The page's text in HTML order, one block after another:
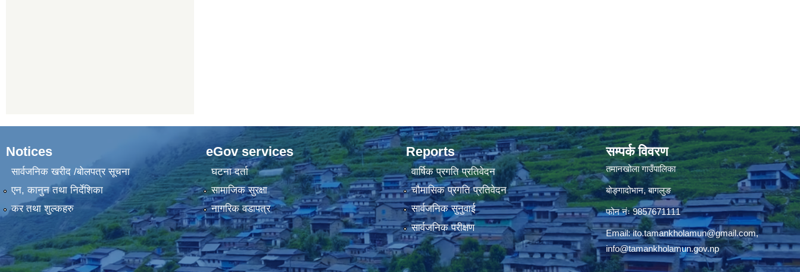
Notices
सार्वजनिक खरीद /बोलपत्र सूचना
एन, कानुन तथा निर्देशिका
कर तथा शुल्कहरु
eGov services
घटना दर्ता
सामाजिक सुरक्षा
नागरिक वडापत्र
Reports
वार्षिक प्रगति प्रतिवेदन
चौमासिक प्रगति प्रतिवेदन
सार्वजनिक सुनुवाई
सार्वजनिक परीक्षण
सम्पर्क विवरण
तमानखोला गाउँपालिका
बोङ्गादोभान, बागलुङ
फोन नंः 9857671111
Email:ito.tamankholamun@gmail.com,
info@tamankholamun.gov.np